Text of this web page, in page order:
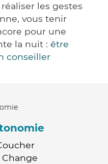
les gestes
vous tenir
pour une
la nuit : être
conseiller